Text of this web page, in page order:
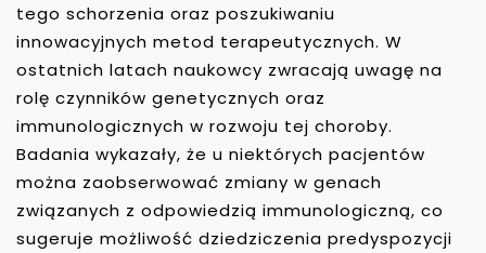
tego schorzenia oraz poszukiwaniu
innowacyjnych metod terapeutycznych. W
ostatnich latach naukowcy zwracają uwagę na
rolę czynników genetycznych oraz
immunologicznych w rozwoju tej choroby.
Badania wykazały, że u niektórych pacjentów
można zaobserwować zmiany w genach
związanych z odpowiedzią immunologiczną, co
sugeruje możliwość dziedziczenia predyspozycji